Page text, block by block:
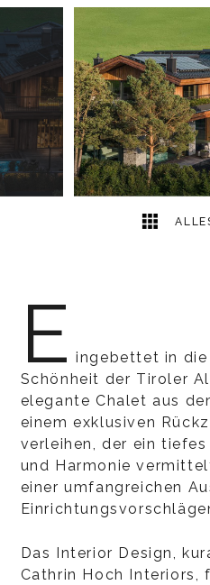
15
E ingebettet in die
Schönheit der Tiroler
elegante Chalet aus
einem exklusiven
verleihen, der ein
und Harmonie
einer umfangreichen
Das Interior Design,
Cathrin Hoch Interiors,